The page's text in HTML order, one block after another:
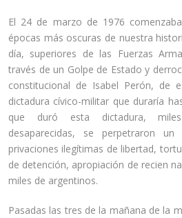
El 24 de marzo de 1976
épocas más oscuras de nuestra
día, superiores de las Fuerzas
través de un Golpe de Estado y
constitucional de Isabel Perón, de
dictadura cívico-militar que duraría
que duró esta dictadura,
desaparecidas, se perpetraron un
privaciones ilegítimas de libertad,
de detención, apropiación de recien
miles de argentinos.
Pasadas las tres de la mañana de la